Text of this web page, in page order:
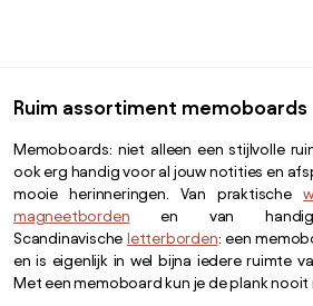
Ruim assortiment memoboards
Memoboards: niet alleen een stijlvolle
ook erg handig voor al jouw notities en
mooie herinneringen. Van praktische
magneetborden en van
Scandinavische letterborden: een
en is eigenlijk in wel bijna iedere ruimte
Met een memoboard kun je de plank nooit